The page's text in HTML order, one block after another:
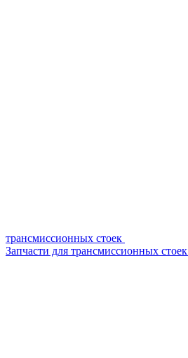
трансмиссионных стоек
Запчасти для трансмиссионных стоек